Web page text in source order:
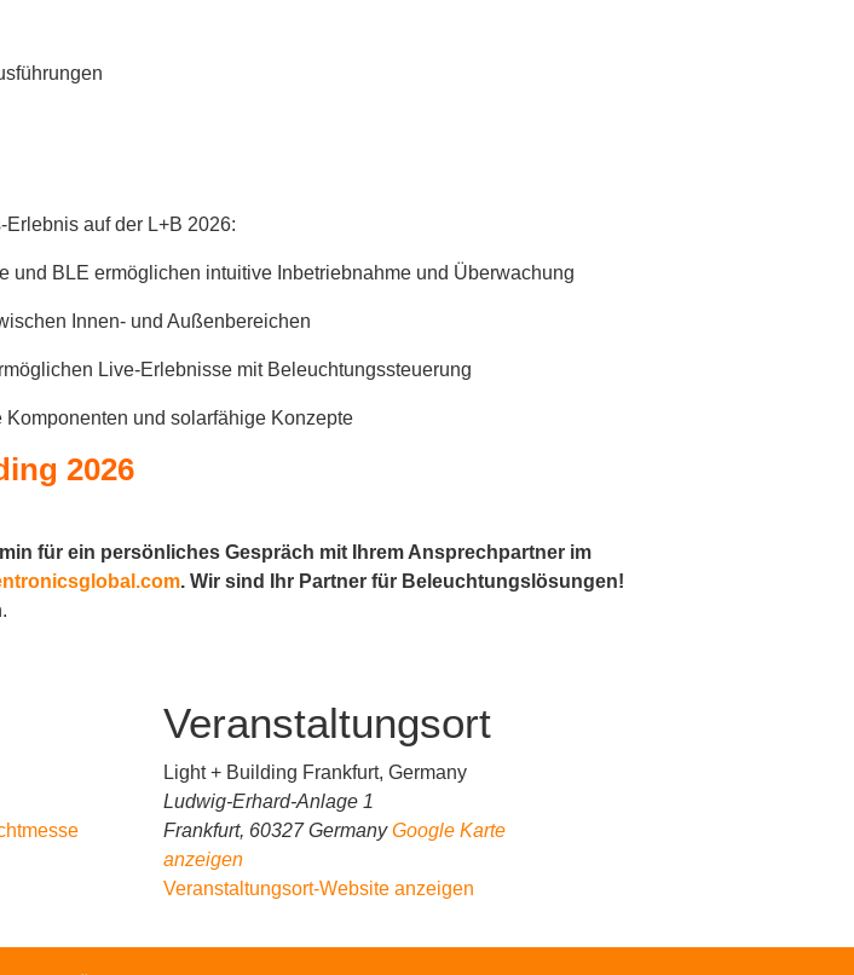
auf der L+B 2026:
und BLE ermöglichen intuitive Inbetriebnahme und Überwachung
Innen- und Außenbereichen
Live-Erlebnisse mit Beleuchtungssteuerung
und solarfähige Konzepte
2026
für ein persönliches Gespräch mit Ihrem Ansprechpartner im
. Wir sind Ihr Partner für Beleuchtungslösungen!
Veranstaltungsort
Light + Building Frankfurt, Germany
Ludwig-Erhard-Anlage 1
Frankfurt, 60327 Germany Google Karte
anzeigen
Veranstaltungsort-Website anzeigen